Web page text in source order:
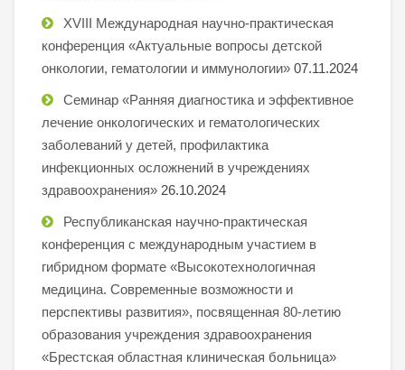
XVIII Международная научно-практическая
конференция «Актуальные вопросы детской
онкологии, гематологии и иммунологии» 07.11.2024
Семинар «Ранняя диагностика и эффективное
лечение онкологических и гематологических
заболеваний у детей, профилактика
инфекционных осложнений в учреждениях
здравоохранения» 26.10.2024
Республиканская научно-практическая
конференция с международным участием в
гибридном формате «Высокотехнологичная
медицина. Современные возможности и
перспективы развития», посвященная 80-летию
образования учреждения здравоохранения
«Брестская областная клиническая больница»